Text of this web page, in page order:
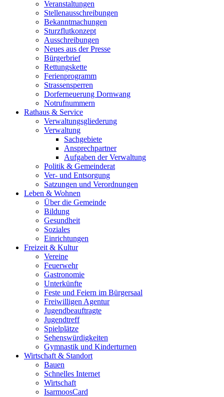
Veranstaltungen
Stellenausschreibungen
Bekanntmachungen
Sturzflutkonzept
Ausschreibungen
Neues aus der Presse
Bürgerbrief
Rettungskette
Ferienprogramm
Strassensperren
Dorferneuerung Dornwang
Notrufnummern
Rathaus & Service
Verwaltungsgliederung
Verwaltung
Sachgebiete
Ansprechpartner
Aufgaben der Verwaltung
Politik & Gemeinderat
Ver- und Entsorgung
Satzungen und Verordnungen
Leben & Wohnen
Über die Gemeinde
Bildung
Gesundheit
Soziales
Einrichtungen
Freizeit & Kultur
Vereine
Feuerwehr
Gastronomie
Unterkünfte
Feste und Feiern im Bürgersaal
Freiwilligen Agentur
Jugendbeauftragte
Jugendtreff
Spielplätze
Sehenswürdigkeiten
Gymnastik und Kinderturnen
Wirtschaft & Standort
Bauen
Schnelles Internet
Wirtschaft
IsarmoosCard